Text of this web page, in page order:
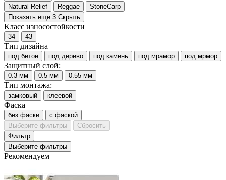
Natural Relief
Reggae
StoneCarp
Показать еще 3 Скрыть
Класс износостойкости
34 43
Тип дизайна
под бетон под дерево под камень под мрамор под мрмор
Защитный слой:
0.3 мм 0.5 мм 0.55 мм
Тип монтажа:
замковый клеевой
Фаска
без фаски
с фаской
Выберите фильтры
Сбросить
Фильтр
Выберите фильтры
Рекомендуем